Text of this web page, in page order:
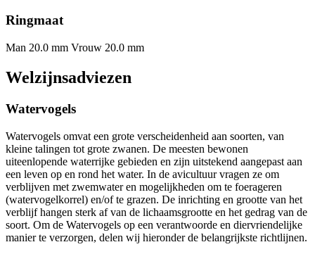
Ringmaat
Man 20.0 mm Vrouw 20.0 mm
Welzijnsadviezen
Watervogels
Watervogels omvat een grote verscheidenheid aan soorten, van
kleine talingen tot grote zwanen. De meesten bewonen
uiteenlopende waterrijke gebieden en zijn uitstekend aangepast aan
een leven op en rond het water. In de avicultuur vragen ze om
verblijven met zwemwater en mogelijkheden om te foerageren
(watervogelkorrel) en/of te grazen. De inrichting en grootte van het
verblijf hangen sterk af van de lichaamsgrootte en het gedrag van de
soort. Om de Watervogels op een verantwoorde en diervriendelijke
manier te verzorgen, delen wij hieronder de belangrijkste richtlijnen.